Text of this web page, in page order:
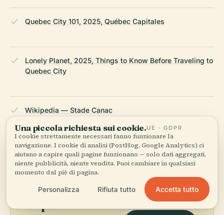
Quebec City 101, 2025, Québec Capitales
Lonely Planet, 2025, Things to Know Before Traveling to
Quebec City
Wikipedia — Stade Canac
ULTIMA REVISIONE: APRIL 2026
Ricercato da Wikidata, Wikipedia e fonti ufficiali · verificato ·
Come creiamo le nostre guide →
Esplora la zona
Una piccola richiesta sui cookie.UE · GDPR
I cookie strettamente necessari fanno funzionare la
navigazione. I cookie di analisi (PostHog, Google Analytics) ci
aiutano a capire quali pagine funzionano — solo dati aggregati,
niente pubblicità, niente vendita. Puoi cambiare in qualsiasi
momento dal piè di pagina.
Personalizza Rifiuta tutto Accetta tutto